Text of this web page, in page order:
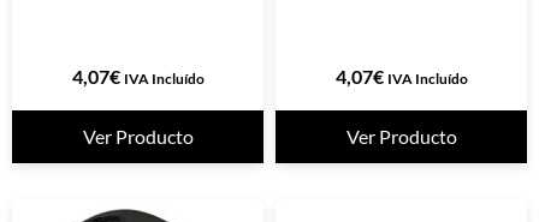
4,07€ IVA Incluído
Ver Producto
4,07€ IVA Incluído
Ver Producto